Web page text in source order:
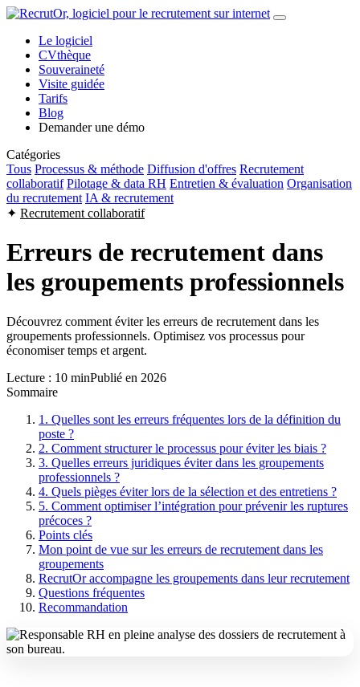
Le logiciel
CVthèque
Souveraineté
Visite guidée
Tarifs
Blog
Demander une démo
Catégories
Tous Processus & méthode Diffusion d'offres Recrutement
collaboratif Pilotage & data RH Entretien & évaluation Organisation
du recrutement IA & recrutement
✦ Recrutement collaboratif
Erreurs de recrutement dans
les groupements professionnels
Découvrez comment éviter les erreurs de recrutement dans les
groupements professionnels. Optimisez vos processus pour
économiser temps et argent.
Lecture : 10 minPublié en 2026
Sommaire
1. Quelles sont les erreurs fréquentes lors de la définition du
poste ?
2. Comment structurer le processus pour éviter les biais ?
3. Quelles erreurs juridiques éviter dans les groupements
professionnels ?
4. Quels pièges éviter lors de la sélection et des entretiens ?
5. Comment optimiser l’intégration pour prévenir les ruptures
précoces ?
Points clés
Mon point de vue sur les erreurs de recrutement dans les
groupements
RecrutOr accompagne les groupements dans leur recrutement
Questions fréquentes
Recommandation